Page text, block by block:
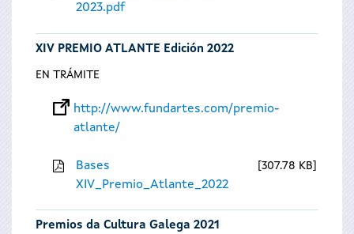
2023.pdf
XIV PREMIO ATLANTE Edición 2022
EN TRÁMITE
http://www.fundartes.com/premio-
atlante/
Bases
XIV_Premio_Atlante_2022
307.78 KB
Premios da Cultura Galega 2021